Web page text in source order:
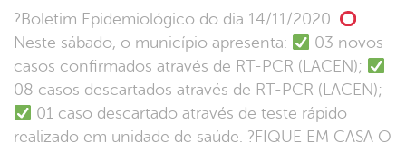
?Boletim Epidemiológico do dia 14/11/2020.
Neste sábado, o município apresenta:
03 novos
casos confirmados através de RT-PCR (LACEN);
08 casos descartados através de RT-PCR (LACEN);
01 caso descartado através de teste rápido
realizado em unidade de saúde. ?FIQUE EM CASA O